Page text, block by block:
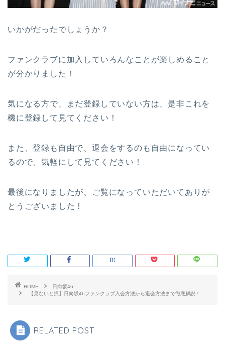
いかがだったでしょうか？
ファンクラブに加入していろんなことが楽しめること
が分かりました！
気になる方で、まだ登録していない方は、是非これを
機に登録して見てください！
また、登録も自由で、退会をするのも自由になってい
るので、気軽にして見てください！
最後になりましたが、ご覧になっていただいてありが
とうございました！
HOME
日向坂46
【見ないと損】日向坂46ファンクラブ入会方法から退会方法まで徹底解説！
RELATED POST